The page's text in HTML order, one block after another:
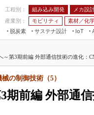
工程別： 組み込み開発 メカ設
産業別：
モビリティ 素材／化
脱炭素
サステナ設計
IoT
場
ービス
設備保全
AI
JIMTOF
IIFES
つ
VR
～第3期前編 外部通信技術の進化：
期前編 外部通
の制御技術（5）